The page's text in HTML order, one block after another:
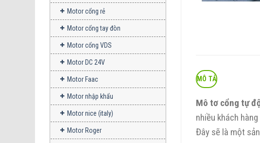
Motor cổng rẻ
Motor cổng tay đòn
Motor cổng VDS
Motor DC 24V
Motor Faac
Motor nhập khẩu
Motor nice (italy)
Motor Roger
MÔ TẢ
Mô tơ cổng tự
nhiều khách
Đây sẽ là một